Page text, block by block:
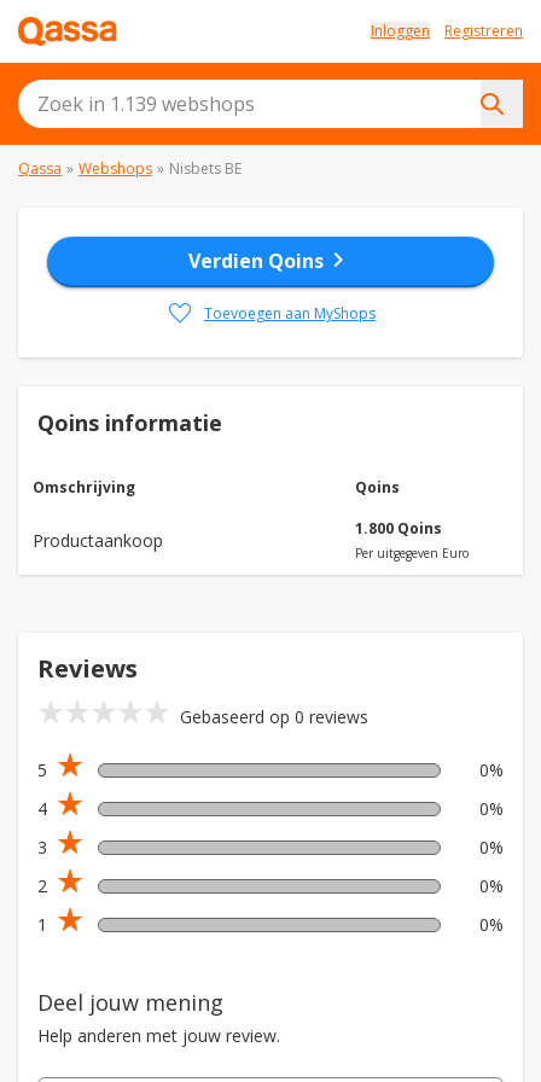
Inloggen Registreren
Qassa » Webshops » Nisbets BE
Verdien Qoins chevron_right
favorite
Toevoegen aan MyShops
Qoins informatie
Omschrijving Qoins
Productaankoop
1.800 Qoins
Per uitgegeven Euro
Reviews
star_ratestar_ratestar_ratestar_ratestar_rate Gebaseerd op 0 reviews
5 star_rate
0%
4 star_rate
0%
3 star_rate
0%
2 star_rate
0%
1
star_rate 0%
Deel jouw mening
Help anderen met jouw review.